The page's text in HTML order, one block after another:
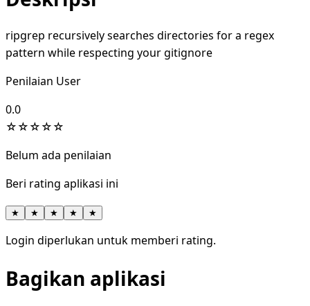
ripgrep recursively searches directories for a regex
pattern while respecting your gitignore
Penilaian User
0.0
☆☆☆☆☆
Belum ada penilaian
Beri rating aplikasi ini
★ ★ ★ ★ ★
Login diperlukan untuk memberi rating.
Bagikan aplikasi